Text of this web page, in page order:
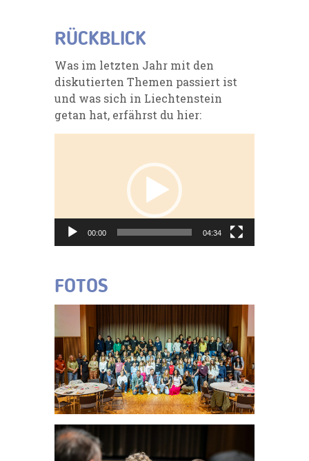
RÜCKBLICK
Was im letzten Jahr mit den
diskutierten Themen passiert ist
und was sich in Liechtenstein
getan hat, erfährst du hier:
00:00 04:34
FOTOS